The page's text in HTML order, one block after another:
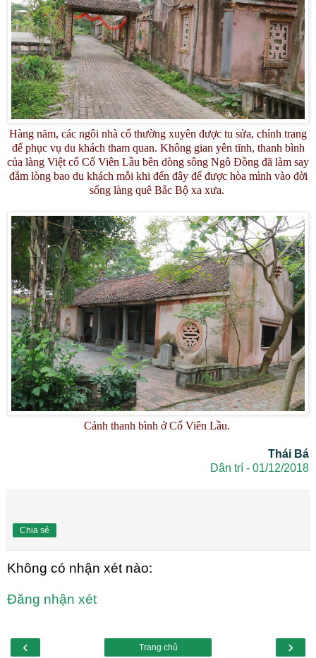
Hàng năm, các ngôi nhà cổ thường xuyên được tu sửa, chỉnh trang
để phục vụ du khách tham quan. Không gian yên tĩnh, thanh bình
của làng Việt cổ Cố Viên Lầu bên dòng sông Ngô Đồng đã làm say
đắm lòng bao du khách mỗi khi đến đây để được hòa mình vào đời
sống làng quê Bắc Bộ xa xưa.
Cảnh thanh bình ở Cố Viên Lầu.
Thái Bá
Dân trí - 01/12/2018
Chia sẻ
Không có nhận xét nào:
Đăng nhận xét
‹ ›
Trang chủ